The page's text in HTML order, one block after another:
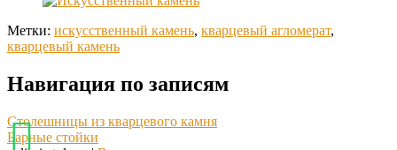
Метки: искусственный камень, кварцевый агломерат,
кварцевый камень
Навигация по записям
Столешницы из кварцевого камня
Барные стойки